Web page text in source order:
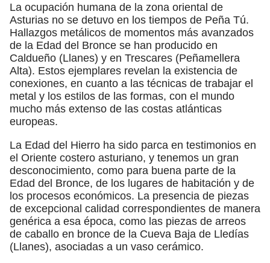
La ocupación humana de la zona oriental de
Asturias no se detuvo en los tiempos de Peña Tú.
Hallazgos metálicos de momentos más avanzados
de la Edad del Bronce se han producido en
Caldueño (Llanes) y en Trescares (Peñamellera
Alta). Estos ejemplares revelan la existencia de
conexiones, en cuanto a las técnicas de trabajar el
metal y los estilos de las formas, con el mundo
mucho más extenso de las costas atlánticas
europeas.
La Edad del Hierro ha sido parca en testimonios en
el Oriente costero asturiano, y tenemos un gran
desconocimiento, como para buena parte de la
Edad del Bronce, de los lugares de habitación y de
los procesos económicos. La presencia de piezas
de excepcional calidad correspondientes de manera
genérica a esa época, como las piezas de arreos
de caballo en bronce de la Cueva Baja de Lledías
(Llanes), asociadas a un vaso cerámico.